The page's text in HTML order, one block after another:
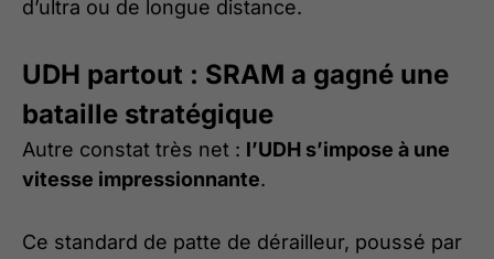
d’ultra ou de longue distance.
UDH partout : SRAM a gagné une
bataille stratégique
Autre constat très net : l’UDH s’impose à une
vitesse impressionnante.
Ce standard de patte de dérailleur, poussé par